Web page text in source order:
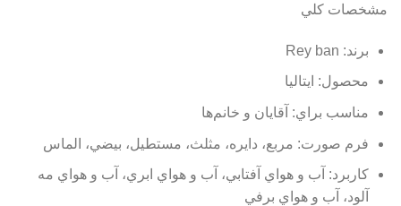
مشخصات کلي
برند: Rey ban
محصول: ایتالیا
مناسب براي: آقايان و خانم‌ها
فرم صورت: مربع، دايره، مثلث، مستطيل، بيضي، الماس
کاربرد: آب و هواي آفتابي، آب و هواي ابري، آب و هواي مه
آلود، آب و هواي برفي